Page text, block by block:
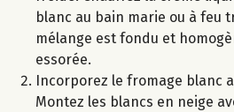
blanc au bain marie ou à feu
mélange est fondu et
essorée.
Incorporez le fromage blanc
Montez les blancs en neige